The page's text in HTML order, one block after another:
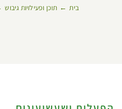
בית תוכן ופעילויות גיבוש